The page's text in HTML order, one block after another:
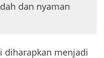
dan nyaman
diharapkan menjadi